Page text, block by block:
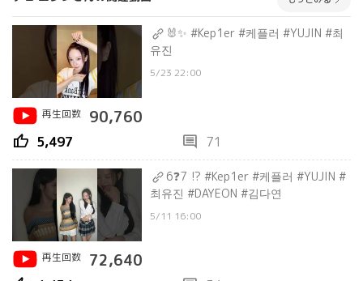
🐰✨ #Kep1er #케플러 #YUJIN #최
유진
5/23 22:00
再生回数 90,760
thumb_up 5,497 comment 71
6❓7 ⁉️ #Kep1er #케플러 #YUJIN #
최유진 #DAYEON #김다연
5/11 16:00
再生回数 72,640